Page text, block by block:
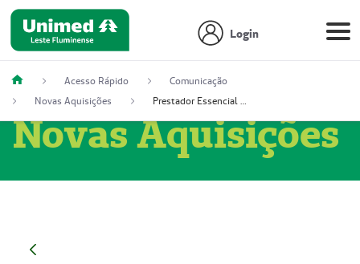
Login
Acesso Rápido
Comunicação
Novas Aquisições
Prestador Essencial Gestão em Saúde Ereli (51004354-7)
Novas Aquisições